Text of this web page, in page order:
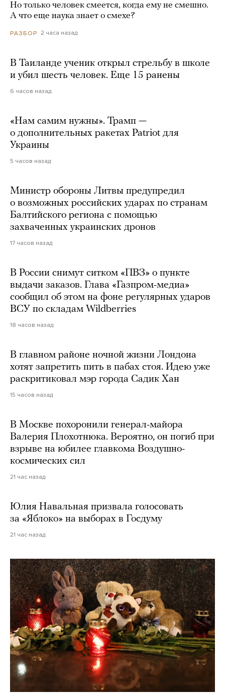
Но только человек смеется, когда ему не смешно.
А что еще наука знает о смехе?
РАЗБОР 2 часа назад
В Таиланде ученик открыл стрельбу в школе
и убил шесть человек. Еще 15 ранены
6 часов назад
«Нам самим нужны». Трамп —
о дополнительных ракетах Patriot для
Украины
5 часов назад
Министр обороны Литвы предупредил
о возможных российских ударах по странам
Балтийского региона с помощью
захваченных украинских дронов
17 часов назад
В России снимут ситком «ПВЗ» о пункте
выдачи заказов. Глава «Газпром-медиа»
сообщил об этом на фоне регулярных ударов
ВСУ по складам Wildberries
18 часов назад
В главном районе ночной жизни Лондона
хотят запретить пить в пабах стоя. Идею уже
раскритиковал мэр города Садик Хан
15 часов назад
В Москве похоронили генерал-майора
Валерия Плохотнюка. Вероятно, он погиб при
взрыве на юбилее главкома Воздушно-
космических сил
21 час назад
Юлия Навальная призвала голосовать
за «Яблоко» на выборах в Госдуму
21 час назад